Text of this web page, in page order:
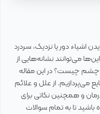
اشیاء دور یا نزدیک، سردرد
می‌توانند نشانه‌هایی از
چیست؟ در این مقاله
می‌پردازیم. از علل و علائم
و همچنین نکاتی برای
تا به تمام سوالات